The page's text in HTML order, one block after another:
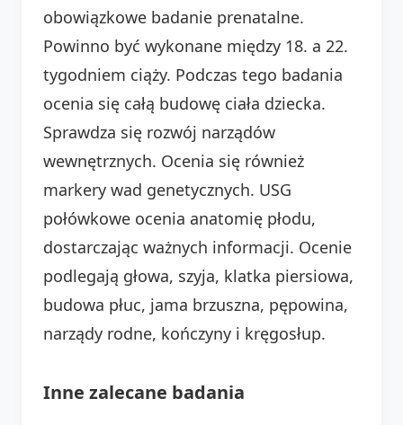
obowiązkowe badanie prenatalne.
Powinno być wykonane między 18. a 22.
tygodniem ciąży. Podczas tego badania
ocenia się całą budowę ciała dziecka.
Sprawdza się rozwój narządów
wewnętrznych. Ocenia się również
markery wad genetycznych. USG
połówkowe ocenia anatomię płodu,
dostarczając ważnych informacji. Ocenie
podlegają głowa, szyja, klatka piersiowa,
budowa płuc, jama brzuszna, pępowina,
narządy rodne, kończyny i kręgosłup.
Inne zalecane badania